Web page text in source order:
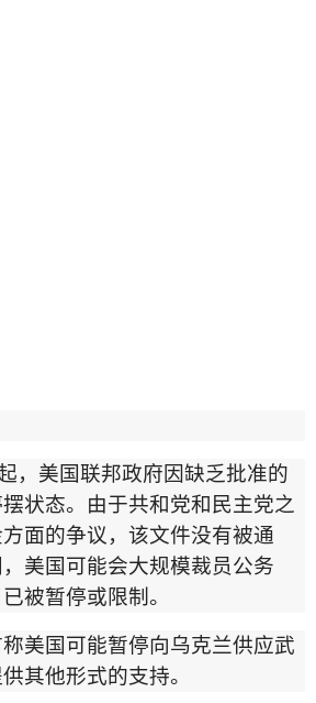
，美国联邦政府因缺乏批准的
状态。由于共和党和民主党之
面的争议，该文件没有被通
美国可能会大规模裁员公务
被暂停或限制。
美国可能暂停向乌克兰供应武
其他形式的支持。